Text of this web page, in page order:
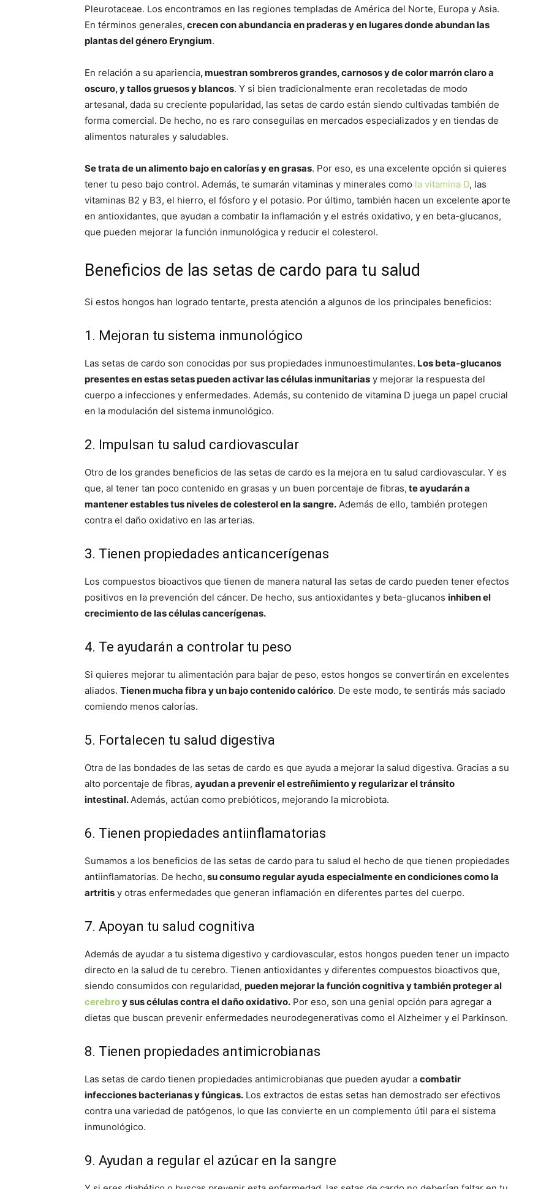
Pleurotaceae. Los encontramos en las regiones templadas de América del Norte, Europa y Asia.
En términos generales, crecen con abundancia en praderas y en lugares donde abundan las
plantas del género Eryngium.
En relación a su apariencia, muestran sombreros grandes, carnosos y de color marrón claro a
oscuro, y tallos gruesos y blancos. Y si bien tradicionalmente eran recoletadas de modo
artesanal, dada su creciente popularidad, las setas de cardo están siendo cultivadas también de
forma comercial. De hecho, no es raro conseguilas en mercados especializados y en tiendas de
alimentos naturales y saludables.
Se trata de un alimento bajo en calorías y en grasas. Por eso, es una excelente opción si quieres
tener tu peso bajo control. Además, te sumarán vitaminas y minerales como la vitamina D, las
vitaminas B2 y B3, el hierro, el fósforo y el potasio. Por último, también hacen un excelente aporte
en antioxidantes, que ayudan a combatir la inflamación y el estrés oxidativo, y en beta-glucanos,
que pueden mejorar la función inmunológica y reducir el colesterol.
Beneficios de las setas de cardo para tu salud
Si estos hongos han logrado tentarte, presta atención a algunos de los principales beneficios:
1. Mejoran tu sistema inmunológico
Las setas de cardo son conocidas por sus propiedades inmunoestimulantes. Los beta-glucanos
presentes en estas setas pueden activar las células inmunitarias y mejorar la respuesta del
cuerpo a infecciones y enfermedades. Además, su contenido de vitamina D juega un papel crucial
en la modulación del sistema inmunológico.
2. Impulsan tu salud cardiovascular
Otro de los grandes beneficios de las setas de cardo es la mejora en tu salud cardiovascular. Y es
que, al tener tan poco contenido en grasas y un buen porcentaje de fibras, te ayudarán a
mantener estables tus niveles de colesterol en la sangre. Además de ello, también protegen
contra el daño oxidativo en las arterias.
3. Tienen propiedades anticancerígenas
Los compuestos bioactivos que tienen de manera natural las setas de cardo pueden tener efectos
positivos en la prevención del cáncer. De hecho, sus antioxidantes y beta-glucanos inhiben el
crecimiento de las células cancerígenas.
4. Te ayudarán a controlar tu peso
Si quieres mejorar tu alimentación para bajar de peso, estos hongos se convertirán en excelentes
aliados. Tienen mucha fibra y un bajo contenido calórico. De este modo, te sentirás más saciado
comiendo menos calorías.
5. Fortalecen tu salud digestiva
Otra de las bondades de las setas de cardo es que ayuda a mejorar la salud digestiva. Gracias a su
alto porcentaje de fibras, ayudan a prevenir el estreñimiento y regularizar el tránsito
intestinal.Además, actúan como prebióticos, mejorando la microbiota.
6. Tienen propiedades antiinflamatorias
Sumamos a los beneficios de las setas de cardo para tu salud el hecho de que tienen propiedades
antiinflamatorias. De hecho, su consumo regular ayuda especialmente en condiciones como la
artritis y otras enfermedades que generan inflamación en diferentes partes del cuerpo.
7. Apoyan tu salud cognitiva
Además de ayudar a tu sistema digestivo y cardiovascular, estos hongos pueden tener un impacto
directo en la salud de tu cerebro. Tienen antioxidantes y diferentes compuestos bioactivos que,
siendo consumidos con regularidad, pueden mejorar la función cognitiva y también proteger al
cerebroy sus células contra el daño oxidativo. Por eso, son una genial opción para agregar a
dietas que buscan prevenir enfermedades neurodegenerativas como el Alzheimer y el Parkinson.
8. Tienen propiedades antimicrobianas
Las setas de cardo tienen propiedades antimicrobianas que pueden ayudar a combatir
infecciones bacterianas y fúngicas. Los extractos de estas setas han demostrado ser efectivos
contra una variedad de patógenos, lo que las convierte en un complemento útil para el sistema
inmunológico.
9. Ayudan a regular el azúcar en la sangre